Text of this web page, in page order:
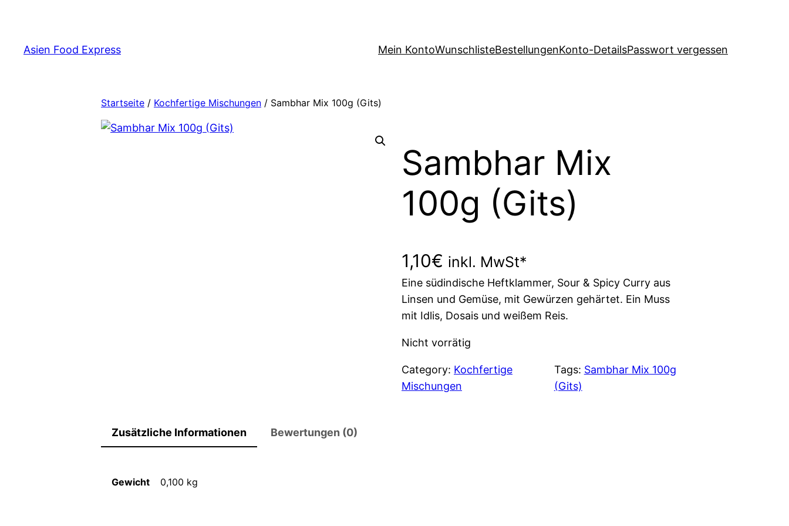
springen
Asien Food Express Mein KontoWunschlisteBestellungenKonto-DetailsPasswort vergessen
Startseite / Kochfertige Mischungen / Sambhar Mix 100g (Gits)
Sambhar Mix
100g (Gits)
1,10€ inkl. MwSt*
Eine südindische Heftklammer, Sour & Spicy Curry aus
Linsen und Gemüse, mit Gewürzen gehärtet. Ein Muss
mit Idlis, Dosais und weißem Reis.
Nicht vorrätig
Category: Kochfertige
Mischungen
Tags: Sambhar Mix 100g
(Gits)
Zusätzliche Informationen Bewertungen (0)
Gewicht 0,100 kg